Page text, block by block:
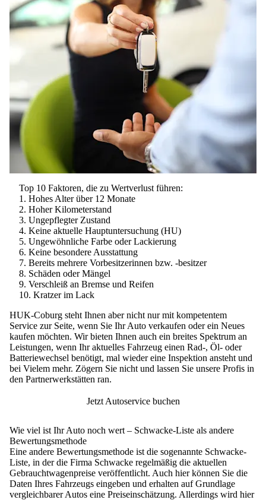
Top 10 Faktoren, die zu Wertverlust führen:
Hohes Alter über 12 Monate
Hoher Kilometerstand
Ungepflegter Zustand
Keine aktuelle Hauptuntersuchung (HU)
Ungewöhnliche Farbe oder Lackierung
Keine besondere Ausstattung
Bereits mehrere Vorbesitzerinnen bzw. -besitzer
Schäden oder Mängel
Verschleiß an Bremse und Reifen
Kratzer im Lack
HUK-Coburg steht Ihnen aber nicht nur mit kompetentem
Service zur Seite, wenn Sie Ihr Auto verkaufen oder ein Neues
kaufen möchten. Wir bieten Ihnen auch ein breites Spektrum an
Leistungen, wenn Ihr aktuelles Fahrzeug einen Rad-, Öl- oder
Batteriewechsel benötigt, mal wieder eine Inspektion ansteht und
bei Vielem mehr. Zögern Sie nicht und lassen Sie unsere Profis in
den Partnerwerkstätten ran.
Jetzt Autoservice buchen
Wie viel ist Ihr Auto noch wert – Schwacke-Liste als andere
Bewertungsmethode
Eine andere Bewertungsmethode ist die sogenannte Schwacke-
Liste, in der die Firma Schwacke regelmäßig die aktuellen
Gebrauchtwagenpreise veröffentlicht. Auch hier können Sie die
Daten Ihres Fahrzeugs eingeben und erhalten auf Grundlage
vergleichbarer Autos eine Preiseinschätzung. Allerdings wird hier